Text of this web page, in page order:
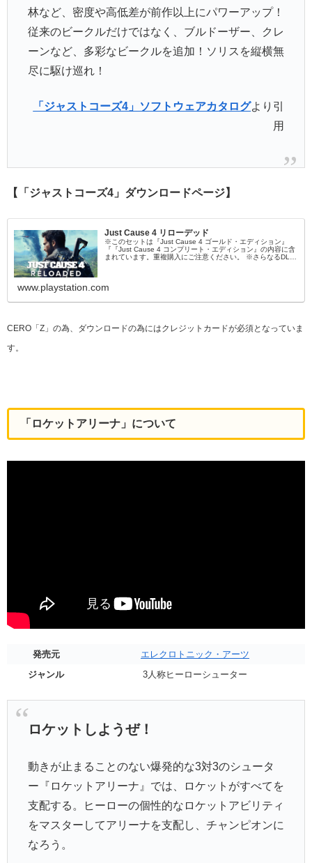
林など、密度や高低差が前作以上にパワーアップ！
従来のビークルだけではなく、ブルドーザー、クレ
ーンなど、多彩なビークルを追加！ソリスを縦横無
尽に駆け巡れ！
「ジャストコーズ4」ソフトウェアカタログより引
用
【「ジャストコーズ4」ダウンロードページ】
Just Cause 4 リローデッド
※このセットは『Just Cause 4 ゴールド・エディション』
『『Just Cause 4 コンプリート・エディション』の内容に含
まれています。重複購入にご注意ください。 ※さらなるDLC
www.playstation.com
CERO「Z」の為、ダウンロードの為にはクレジットカードが必須となっていま
す。
「ロケットアリーナ」について
発売元
エレクロトニック・アーツ
ジャンル
3人称ヒーローシューター
ロケットしようぜ！
動きが止まることのない爆発的な3対3のシュータ
ー『ロケットアリーナ』では、ロケットがすべてを
支配する。ヒーローの個性的なロケットアビリティ
をマスターしてアリーナを支配し、チャンピオンに
なろう。